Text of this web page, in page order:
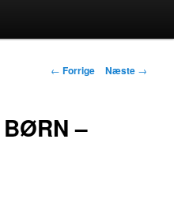
Indlægsnavigation
← Forrige Næste →
BØRN –